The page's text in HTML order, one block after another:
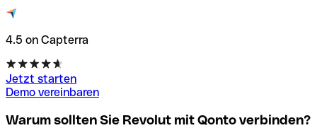
4.5 on Capterra
Jetzt starten
Demo vereinbaren
Warum sollten Sie Revolut mit Qonto verbinden?